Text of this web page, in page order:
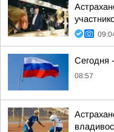
Сегодня
08:57